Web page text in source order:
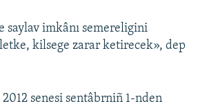
saylav imkânı semereligini
kilsege zarar ketirecek», dep
senesi sentâbrniñ 1-nden